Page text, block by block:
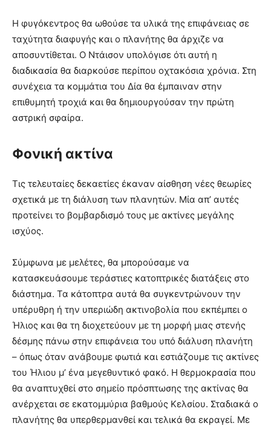
Η φυγόκεντρος θα ωθούσε τα υλικά της επιφάνειας σε
ταχύτητα διαφυγής και ο πλανήτης θα άρχιζε να
αποσυντίθεται. Ο Ντάισον υπολόγισε ότι αυτή η
διαδικασία θα διαρκούσε περίπου οχτακόσια χρόνια. Στη
συνέχεια τα κομμάτια του Δία θα έμπαιναν στην
επιθυμητή τροχιά και θα δημιουργούσαν την πρώτη
αστρική σφαίρα.
Φονική ακτίνα
Τις τελευταίες δεκαετίες έκαναν αίσθηση νέες θεωρίες
σχετικά με τη διάλυση των πλανητών. Μία απ’ αυτές
προτείνει το βομβαρδισμό τους με ακτίνες μεγάλης
ισχύος.
Σύμφωνα με μελέτες, θα μπορούσαμε να
κατασκευάσουμε τεράστιες κατοπτρικές διατάξεις στο
διάστημα. Τα κάτοπτρα αυτά θα συγκεντρώνουν την
υπέρυθρη ή την υπεριώδη ακτινοβολία που εκπέμπει ο
Ήλιος και θα τη διοχετεύουν με τη μορφή μιας στενής
δέσμης πάνω στην επιφάνεια του υπό διάλυση πλανήτη
– όπως όταν ανάβουμε φωτιά και εστιάζουμε τις ακτίνες
του Ήλιου μ’ ένα μεγεθυντικό φακό. Η θερμοκρασία που
θα αναπτυχθεί στο σημείο πρόσπτωσης της ακτίνας θα
ανέρχεται σε εκατομμύρια βαθμούς Κελσίου. Σταδιακά ο
πλανήτης θα υπερθερμανθεί και τελικά θα εκραγεί. Με